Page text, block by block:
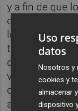
y a fin de que
como los
los materiales
tiempo. Como
desarrollada,
validación de
de materiales
adaptación de
Uso
datos
Nosotros y
cookies y
almacenar
dispositivo